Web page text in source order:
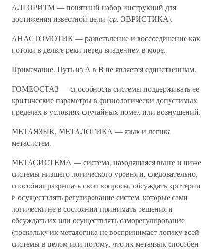
АЛГОРИТМ — понятный набор инструкций для
достижения известной цели (ср. ЭВРИСТИКА).
АНАСТОМОТИК — разветвление и воссоединение как
потоки в дельте реки перед впадением в море.
Примечание. Путь из А в В не является единственным.
ГОМЕОСТАЗ — способность системы поддерживать ее
критические параметры в физиологически допустимых
пределах в условиях случайных помех или возмущений.
МЕТАЯЗЫК, МЕТАЛОГИКА — язык и логика
метасистем.
МЕТАСИСТЕМА — система, находящаяся выше и ниже
системы низшего логического уровня и, следовательно,
способная разрешать свои вопросы, обсуждать критерии
и осуществлять регулирование систем, которые сами
логически не в состоянии принимать решения и
обсуждать их или осуществлять саморегулирование
(поскольку их металогика не воспринимает логику всей
системы в целом или потому, что их метаязык способен